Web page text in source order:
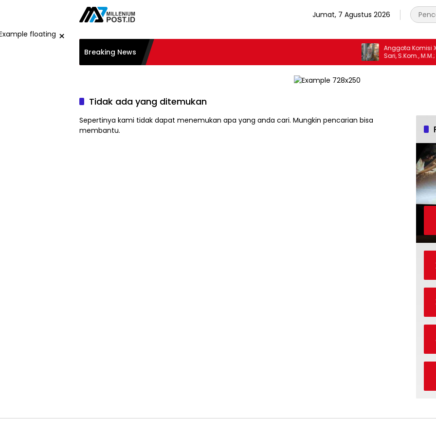
Jumat, 7 Agustus 2026
×
Breaking News
Anggota Komisi X
Sari, S.Kom., M.M.;
bisa Menjadi
sama Memberikan
Tidak ada yang ditemukan
Sepertinya kami tidak dapat menemukan apa yang anda cari. Mungkin pencarian bisa
membantu.